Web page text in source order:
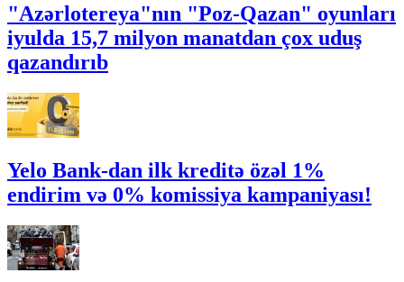
"Azərlotereya"nın "Poz-Qazan" oyunları
iyulda 15,7 milyon manatdan çox uduş
qazandırıb
Yelo Bank-dan ilk kreditə özəl 1%
endirim və 0% komissiya kampaniyası!